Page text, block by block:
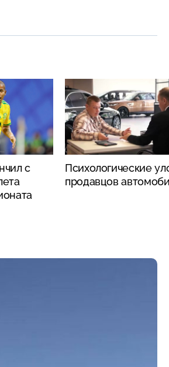
с
Психологические
продавцов